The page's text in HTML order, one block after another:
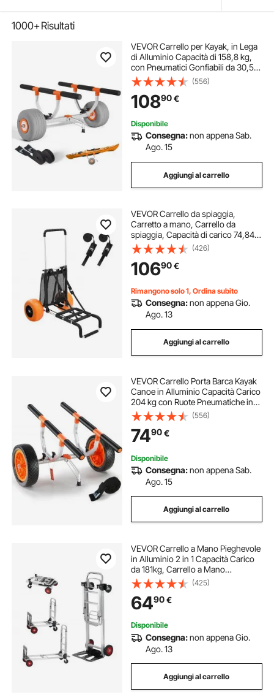
1000+Risultati
VEVOR Carrello per Kayak, in Lega
di Alluminio Capacità di 158,8 kg,
con Pneumatici Gonfiabili da 30,5
cm e 2 Cinghie, Si Monta Facile,
Carrello per Paddle Board per il
Trasporto di Kayak e Canoe
(556)
10890€
Disponibile
Consegna:non appena Sab.
Ago. 15
Aggiungi al carrello
VEVOR Carrello da spiaggia,
Carretto a mano, Carrello da
spiaggia, Capacità di carico 74,84
kg, Carrello pieghevole in alluminio,
da 685 a 1135 mm, Altezza
regolabile, Carrello per spiaggia
(426)
10690€
Rimangono solo 1, Ordina subito
Consegna:non appena Gio.
Ago. 13
Aggiungi al carrello
VEVOR Carrello Porta Barca Kayak
Canoe in Alluminio Capacità Carico
204 kg con Ruote Pneumatiche in
PU 30,5cm Design Staccabile,
Carrello Porta Kayak con Cinghie di
Fissaggio Carico 204 kg
Pieghevole
(556)
7490€
Disponibile
Consegna:non appena Sab.
Ago. 15
Aggiungi al carrello
VEVOR Carrello a Mano Pieghevole
in Alluminio 2 in 1 Capacità Carico
da 181kg, Carrello a Mano
Pieghevole Salvaspazio Carrello
con Piattaforma Ruote in Gomma
per Trasporto di Merci da
Magazzino 181kg
(425)
6490€
Disponibile
Consegna:non appena Gio.
Ago. 13
Aggiungi al carrello